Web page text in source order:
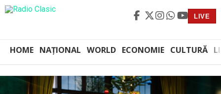
LIVE
HOME NAȚIONAL WORLD ECONOMIE CULTURĂ